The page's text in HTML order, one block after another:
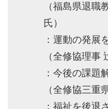
（福島県退職
氏）
：運動の発展
（全修協理事
：今後の課題
（全修協三重
：福祉を後退